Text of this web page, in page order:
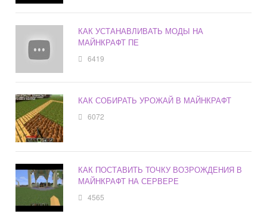
КАК УСТАНАВЛИВАТЬ МОДЫ НА
МАЙНКРАФТ ПЕ
6419
КАК СОБИРАТЬ УРОЖАЙ В МАЙНКРАФТ
6072
КАК ПОСТАВИТЬ ТОЧКУ ВОЗРОЖДЕНИЯ В
МАЙНКРАФТ НА СЕРВЕРЕ
4565